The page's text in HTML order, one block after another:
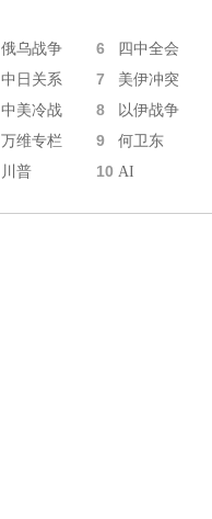
俄乌战争 6 四中全会
中日关系 7 美伊冲突
中美冷战 8 以伊战争
万维专栏 9 何卫东
川普 10 AI